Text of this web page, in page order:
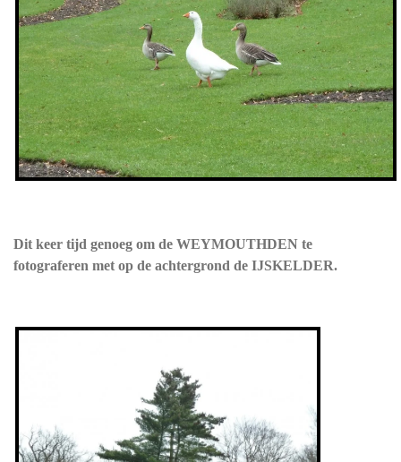
Dit keer tijd genoeg om de WEYMOUTHDEN te
fotograferen met op de achtergrond de IJSKELDER.